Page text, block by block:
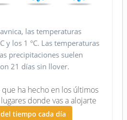
las temperaturas
y los 1 °C. Las temperaturas
precipitaciones suelen
21 días sin llover.
ha hecho en los últimos
donde vas a alojarte
tiempo cada día